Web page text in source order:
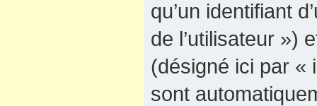
qu’un identifiant
de l’utilisateur »)
(désigné ici par «
sont